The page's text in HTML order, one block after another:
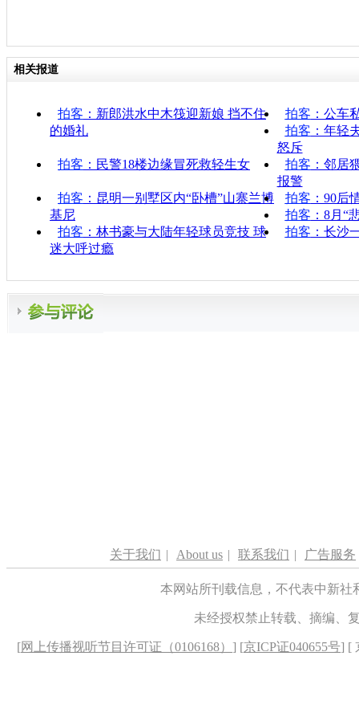
相关报道
拍客 ：新郎洪水中木筏迎新娘 挡不住
的婚礼
拍客 ：公车
拍客 ：年轻
怒斥
拍客 ：民警18楼边缘冒死救轻生女 拍客 ：邻居
报警
拍客 ：昆明一别墅区内“卧槽”山寨兰博
基尼
拍客 ：90后
拍客 ：8月“
拍客 ：林书豪与大陆年轻球员竞技 球
迷大呼过瘾
拍客 ：长沙
关于我们 | About us | 联系我们 | 广告服务
本网站所刊载信息，不代表中新
未经授权禁止转载、摘编、
[网上传播视听节目许可证（0106168） ] [京ICP证040655号] [